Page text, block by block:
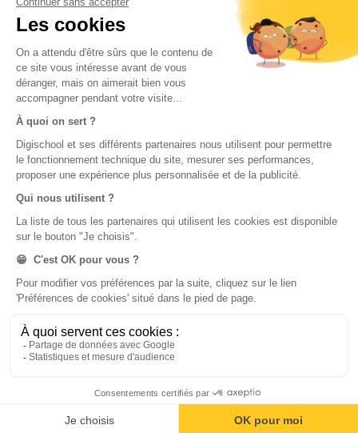
Pas de réponse à ton problème ?
Poste une
Nos cours
Mathématiques
Histoire-géographie
Français
SVT
Physique-Chimie
Examens
Annales